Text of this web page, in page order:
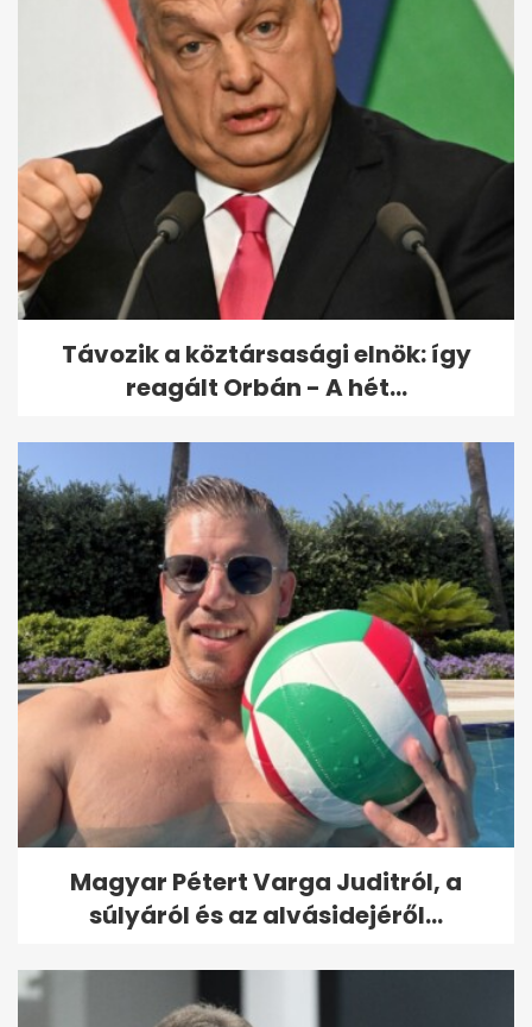
Augusztus 1-re áll össze Müller
Cecília új hivatala
Távozik a köztársasági elnök: így
reagált Orbán - A hét...
Magyar Pétert Varga Juditról, a
súlyáról és az alvásidejéről...